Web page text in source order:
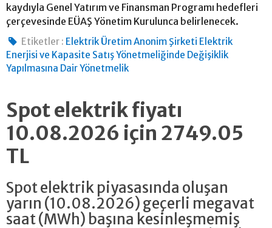
kaydıyla Genel Yatırım ve Finansman Programı hedefleri
çerçevesinde EÜAŞ Yönetim Kurulunca belirlenecek.
Etiketler : Elektrik Üretim Anonim Şirketi Elektrik
Enerjisi ve Kapasite Satış Yönetmeliğinde Değişiklik
Yapılmasına Dair Yönetmelik
Spot elektrik fiyatı
10.08.2026 için 2749.05
TL
Spot elektrik piyasasında oluşan
yarın (10.08.2026) geçerli megavat
saat (MWh) başına kesinleşmemiş